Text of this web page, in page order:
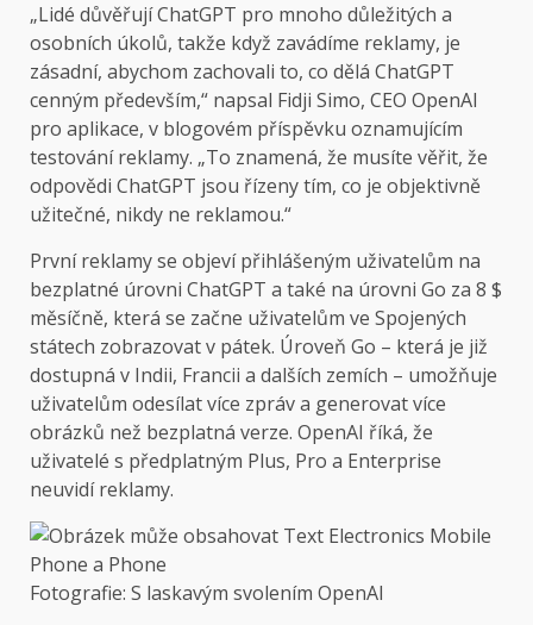
„Lidé důvěřují ChatGPT pro mnoho důležitých a
osobních úkolů, takže když zavádíme reklamy, je
zásadní, abychom zachovali to, co dělá ChatGPT
cenným především,“ napsal Fidji Simo, CEO OpenAI
pro aplikace, v blogovém příspěvku oznamujícím
testování reklamy. „To znamená, že musíte věřit, že
odpovědi ChatGPT jsou řízeny tím, co je objektivně
užitečné, nikdy ne reklamou.“
První reklamy se objeví přihlášeným uživatelům na
bezplatné úrovni ChatGPT a také na úrovni Go za 8 $
měsíčně, která se začne uživatelům ve Spojených
státech zobrazovat v pátek. Úroveň Go – která je již
dostupná v Indii, Francii a dalších zemích – umožňuje
uživatelům odesílat více zpráv a generovat více
obrázků než bezplatná verze. OpenAI říká, že
uživatelé s předplatným Plus, Pro a Enterprise
neuvidí reklamy.
Fotografie: S laskavým svolením OpenAI